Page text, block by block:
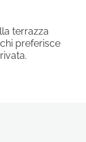
terrazza
preferisce